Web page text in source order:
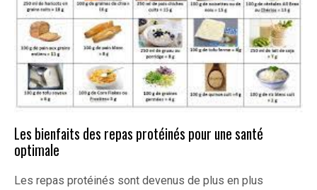
Les bienfaits des repas protéinés pour une santé
optimale
Les repas protéinés sont devenus de plus en plus